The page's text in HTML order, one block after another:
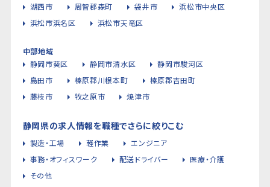
湖西市
周智郡森町 袋井市
浜松市中央区
浜松市浜名区
浜松市天竜区
中部地域
静岡市葵区
静岡市清水区
静岡市駿河区
島田市
榛原郡川根本町
榛原郡吉田町
藤枝市
牧之原市 焼津市
静岡県の求人情報を職種でさらに絞りこむ
製造・工場 軽作業
エンジニア
事務・オフィスワーク
配送ドライバー
医療・介護
その他